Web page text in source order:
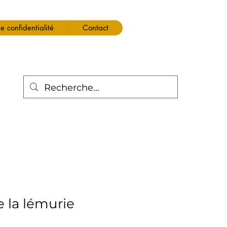
confidentialité Contact
la lémurie